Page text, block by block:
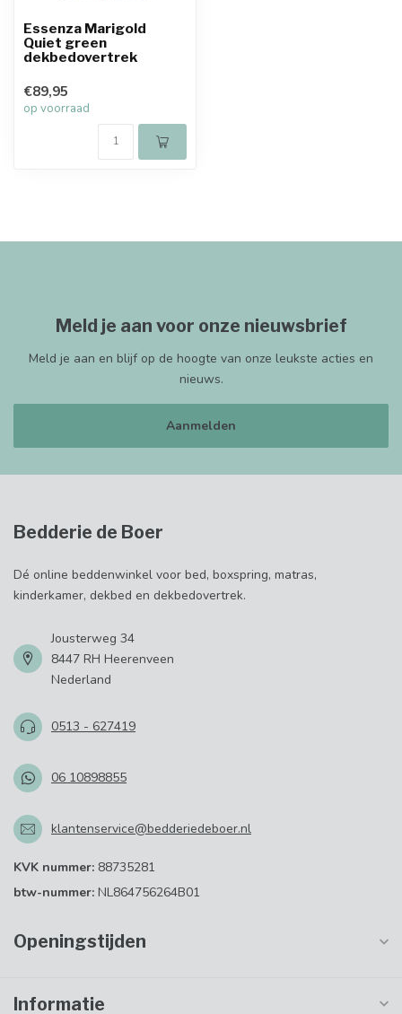
Essenza Marigold
Quiet green
dekbedovertrek
€89,95
op voorraad
Meld je aan voor onze nieuwsbrief
Meld je aan en blijf op de hoogte van onze leukste acties en
nieuws.
Aanmelden
Bedderie de Boer
Dé online beddenwinkel voor bed, boxspring, matras,
kinderkamer, dekbed en dekbedovertrek.
Jousterweg 34
8447 RH Heerenveen
Nederland
0513 - 627419
06 10898855
klantenservice@bedderiedeboer.nl
KVK nummer: 88735281
btw-nummer: NL864756264B01
Openingstijden
Informatie